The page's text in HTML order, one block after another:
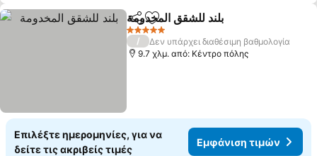
Κοινοποίηση
Προσθήκη στα αγαπημένα
بلند للشقق المخدومة
5 Αστέρια
/
Δεν υπάρχει διαθέσιμη βαθμολογία
9.7 χλμ. από: Κέντρο πόλης
Επιλέξτε ημερομηνίες, για να
δείτε τις ακριβείς τιμές
Εμφάνιση τιμών